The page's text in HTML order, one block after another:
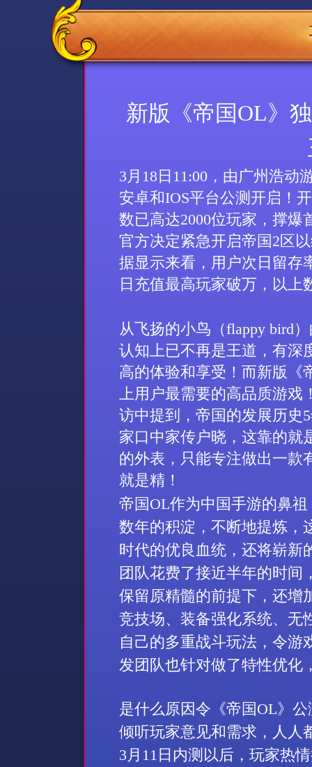
新版《帝国OL》
3 月 18 日 11:00 ，由广州浩动
安卓和IOS平台公测开启！
数已高达2000位玩家，撑爆
官方决定紧急开启帝国2区
据显示来看，用户次日留存
日充值最高玩家破万 ，以
从飞扬的小鸟（flappy bird
认知上已不再是王道，有深
高的体验和享受！而新版《
上用户最需要的高品质游戏
访中提到，帝国的发展历史5
家口中家传户晓，这靠的就
的外表，只能专注做出一款
就是精！
帝国OL作为中国手游的鼻
数年的积淀，不断地提炼，
时代的优良血统，还将崭新
团队花费了接近半年的时间
保留原精髓的前提下，还增
竞技场、装备强化系统、无
自己的多重战斗玩法，令游
发团队也针对做了特性优化
是什么原因令《帝国OL》公
倾听玩家意见和需求，人人
3 月 11日内测以后，玩家热